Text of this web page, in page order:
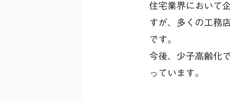
住宅業界において
すが、多くの工務
です。
今後、少子高齢化
っています。